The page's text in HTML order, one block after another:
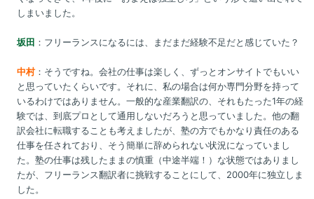
しまいました。
坂田 ：フリーランスになるには、まだまだ経験不足だと感じていた？
中村：そうですね。会社の仕事は楽しく、ずっとオンサイトでもいい
と思っていたくらいです。それに、私の場合は何か専門分野を持って
いるわけではありません。一般的な産業翻訳の、それもたった1年の経
験では、到底プロとして通用しないだろうと思っていました。他の翻
訳会社に転職することも考えましたが、塾の方でもかなり責任のある
仕事を任されており、そう簡単に辞められない状況になっていまし
た。塾の仕事は残したままの慎重（中途半端！）な状態ではありまし
たが、フリーランス翻訳者に挑戦することにして、2000年に独立しま
した。